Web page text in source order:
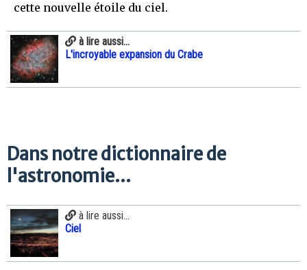
cette nouvelle étoile du ciel.
à lire aussi...
L'incroyable expansion du Crabe
Dans notre dictionnaire de
l'astronomie...
à lire aussi...
Ciel